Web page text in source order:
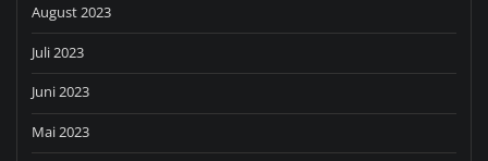
August 2023
Juli 2023
Juni 2023
Mai 2023